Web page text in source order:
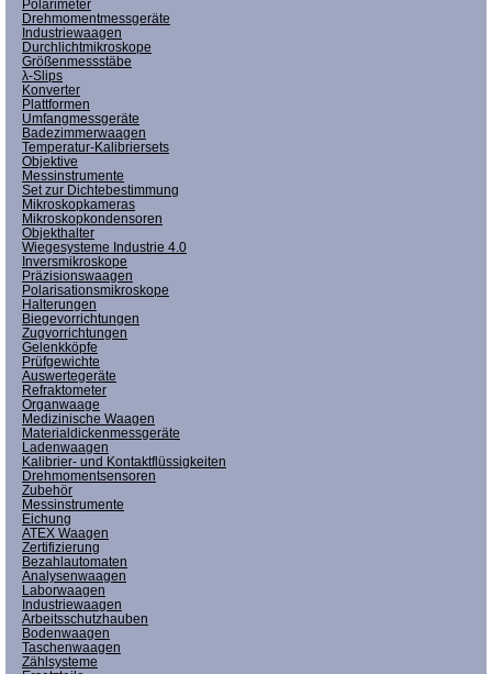
Polarimeter
Drehmomentmessgeräte
Industriewaagen
Durchlichtmikroskope
Größenmessstäbe
λ-Slips
Konverter
Plattformen
Umfangmessgeräte
Badezimmerwaagen
Temperatur-Kalibriersets
Objektive
Messinstrumente
Set zur Dichtebestimmung
Mikroskopkameras
Mikroskopkondensoren
Objekthalter
Wiegesysteme Industrie 4.0
Inversmikroskope
Präzisionswaagen
Polarisationsmikroskope
Halterungen
Biegevorrichtungen
Zugvorrichtungen
Gelenkköpfe
Prüfgewichte
Auswertegeräte
Refraktometer
Organwaage
Medizinische Waagen
Materialdickenmessgeräte
Ladenwaagen
Kalibrier- und Kontaktflüssigkeiten
Drehmomentsensoren
Zubehör
Messinstrumente
Eichung
ATEX Waagen
Zertifizierung
Bezahlautomaten
Analysenwaagen
Laborwaagen
Industriewaagen
Arbeitsschutzhauben
Bodenwaagen
Taschenwaagen
Zählsysteme